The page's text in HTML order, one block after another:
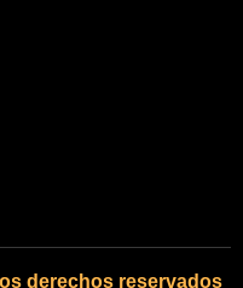
derechos reservados